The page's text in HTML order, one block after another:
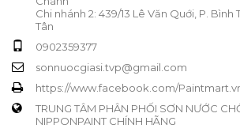
Chi nhánh 2: 439/13 Lê Văn Quới, P.
Tân
0902359377
sonnuocgiasi.tvp@gmail.com
https://www.facebook.com/
TRUNG TÂM PHÂN PHỐI SƠN NƯỚC
NIPPONPAINT CHÍNH HÃNG